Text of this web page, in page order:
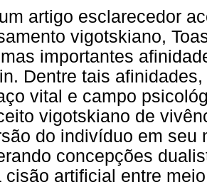
artigo esclarecedor
vigotskiano,
importantes
Dentre tais
vital e campo
vigotskiano de
do indivíduo em seu
concepções
cisão artificial entre